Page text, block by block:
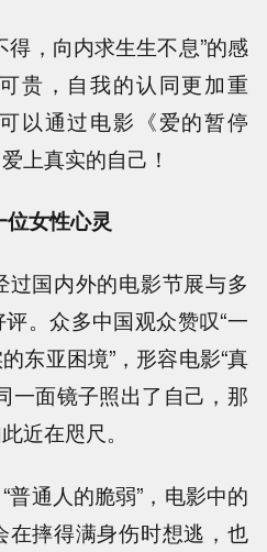
得，向内求生生不息”的感
贵，自我的认同更加重
以通过电影《爱的暂停
上真实的自己！
女性心灵
国内外的电影节展与多
。众多中国观众赞叹“一
东亚困境”，形容电影“真
一面镜子照出了自己，那
近在咫尺。
通人的脆弱”，电影中的
摔得满身伤时想逃，也